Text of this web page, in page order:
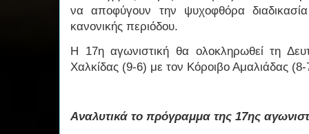
να αποφύγουν την ψυχοφθόρα
κανονικής περιόδου.
Η 17η αγωνιστική θα ολοκληρωθεί τη
Χαλκίδας (9-6) με τον Κόροιβο Αμαλιάδας
Αναλυτικά το πρόγραμμα της 17ης